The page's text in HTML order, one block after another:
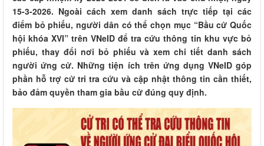
15-3-2026. Ngoài cách xem danh sách trực tiếp tại các
điểm bỏ phiếu, người dân có thể chọn mục “Bầu cử Quốc
hội khóa XVI” trên VNeID để tra cứu thông tin khu vực bỏ
phiếu, thay đổi nơi bỏ phiếu và xem chi tiết danh sách
người ứng cử. Những tiện ích trên ứng dụng VNeID góp
phần hỗ trợ cử tri tra cứu và cập nhật thông tin cần thiết,
bảo đảm quyền tham gia bầu cử đúng quy định.